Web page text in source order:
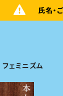
氏名・
フェミニズム